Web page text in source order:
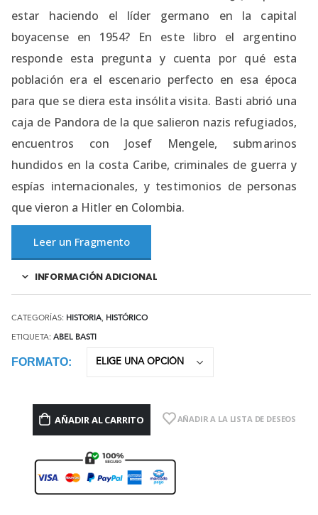
estar haciendo el líder germano en la capital
boyacense en 1954? En este libro el argentino
responde esta pregunta y cuenta por qué esta
población era el escenario perfecto en esa época
para que se diera esta insólita visita. Basti abrió una
caja de Pandora de la que salieron nazis refugiados,
encuentros con Josef Mengele, submarinos
hundidos en la costa Caribe, criminales de guerra y
espías internacionales, y testimonios de personas
que vieron a Hitler en Colombia.
Leer un Fragmento
INFORMACIÓN ADICIONAL
CATEGORÍAS: HISTORIA, HISTÓRICO
ETIQUETA: ABEL BASTI
FORMATO
AÑADIR AL CARRITO AÑADIR A LA LISTA DE DESEOS